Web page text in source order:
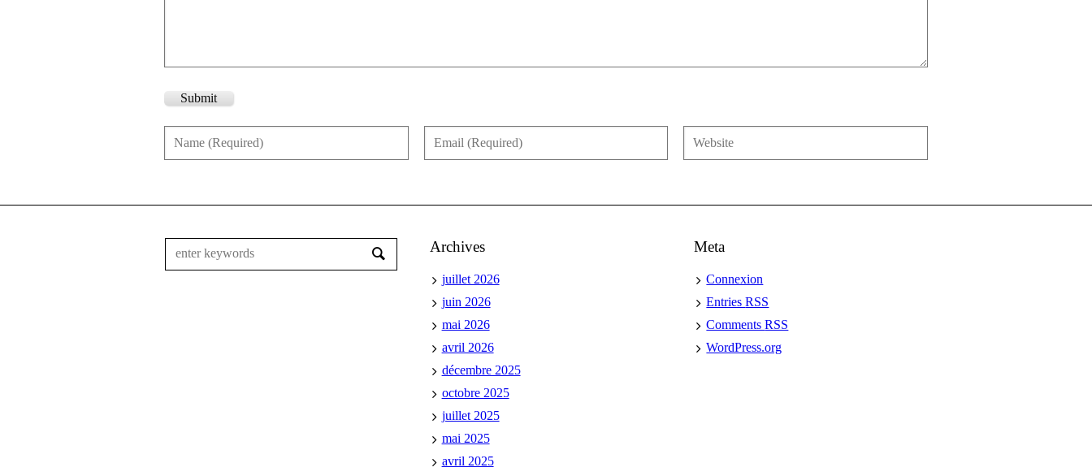
Submit
Archives
juillet 2026
juin 2026
mai 2026
avril 2026
décembre 2025
octobre 2025
juillet 2025
mai 2025
avril 2025
Meta
Connexion
EntriesRSS
CommentsRSS
WordPress.org